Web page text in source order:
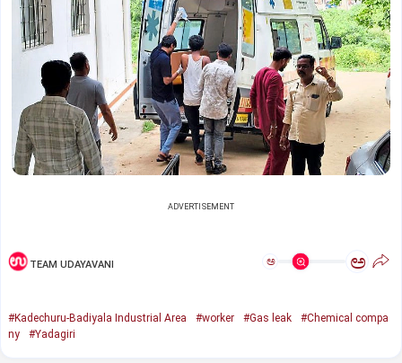
ADVERTISEMENT
TEAM UDAYAVANI ಅ ಅ
#Kadechuru-Badiyala Industrial Area #worker #Gas leak
#Chemical compa
ny
#Yadagiri